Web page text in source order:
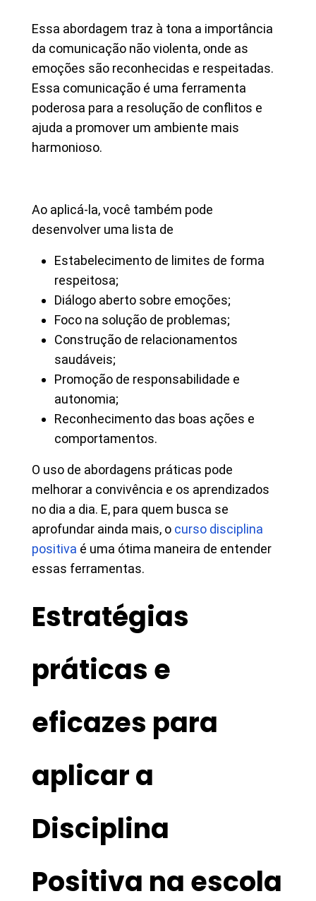
Essa abordagem traz à tona a importância
da comunicação não violenta, onde as
emoções são reconhecidas e respeitadas.
Essa comunicação é uma ferramenta
poderosa para a resolução de conflitos e
ajuda a promover um ambiente mais
harmonioso.
Ao aplicá-la, você também pode
desenvolver uma lista de
Estabelecimento de limites de forma
respeitosa;
Diálogo aberto sobre emoções;
Foco na solução de problemas;
Construção de relacionamentos
saudáveis;
Promoção de responsabilidade e
autonomia;
Reconhecimento das boas ações e
comportamentos.
O uso de abordagens práticas pode
melhorar a convivência e os aprendizados
no dia a dia. E, para quem busca se
aprofundar ainda mais, o curso disciplina
positiva é uma ótima maneira de entender
essas ferramentas.
Estratégias
práticas e
eficazes para
aplicar a
Disciplina
Positiva na escola